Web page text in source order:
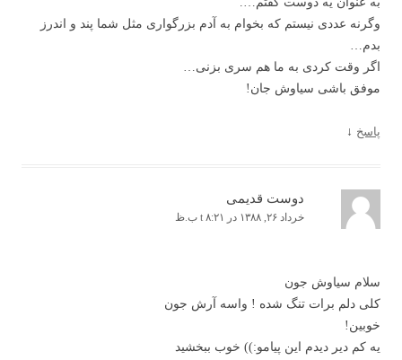
وگرنه عددی نیستم که بخوام به آدم بزرگواری مثل شما پند و اندرز
بدم…
اگر وقت کردی به ما هم سری بزنی…
موفق باشی سیاوش جان!
پاسخ ↓
دوست قدیمی
خرداد ۲۶, ۱۳۸۸ در t ۸:۲۱ ب.ظ
سلام سیاوش جون
کلی دلم برات تنگ شده ! واسه آرش جون
خوبین!
یه کم دیر دیدم این پیامو:)) خوب ببخشید